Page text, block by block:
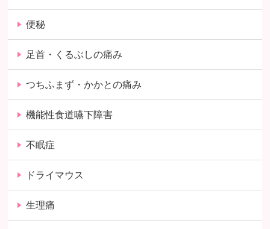
便秘
足首・くるぶしの痛み
つちふまず・かかとの痛み
機能性食道嚥下障害
不眠症
ドライマウス
生理痛